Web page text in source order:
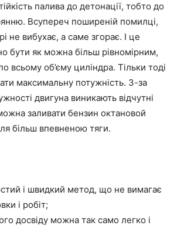
палива до детонації, тобто до
Всупереч поширеній помилці,
не вибухає, а саме згорає. І це
бути як можна більш рівномірним,
всьому об’єму циліндра. Тільки тоді
максимальну потужність. З-за
двигуна виникають відчутні
заливати бензин октановой
більш впевненою тяги.
і швидкий метод, що не вимагає
і робіт;
досвіду можна так само легко і